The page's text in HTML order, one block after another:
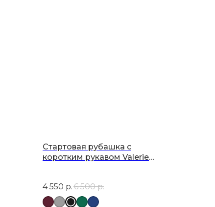
Стартовая рубашка с
коротким рукавом Valerie
4 550 р. 6 500 р.